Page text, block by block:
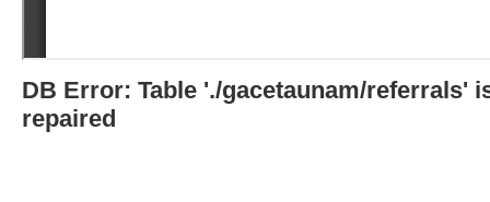
DB Error: Table './gacetaunam/referrals'
repaired